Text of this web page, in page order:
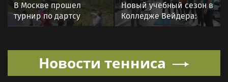
В Москве прошел
турнир по дартсу
от «Роснефти»
Новый учебный сезон в
Колледже Вейдера:
стартовали очные
фитнес-тренеров и
специалистов
индустрии здоровья
Новости тенниса